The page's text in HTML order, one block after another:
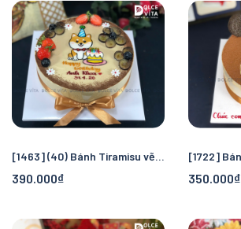
[1463] (40) Bánh Tiramisu vẽ chú chó
390.000₫ 350.000₫